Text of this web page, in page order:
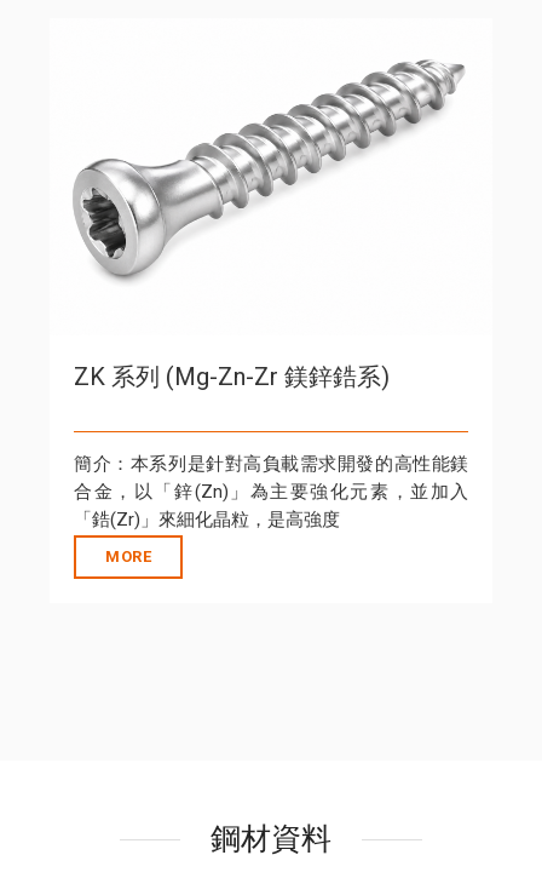
ZK 系列 (Mg-Zn-Zr 鎂鋅鋯系)
簡介：本系列是針對高負載需求開發的高性能鎂
合金，以「鋅(Zn)」為主要強化元素，並加入
「鋯(Zr)」來細化晶粒，是高強度
MORE
鋼材資料